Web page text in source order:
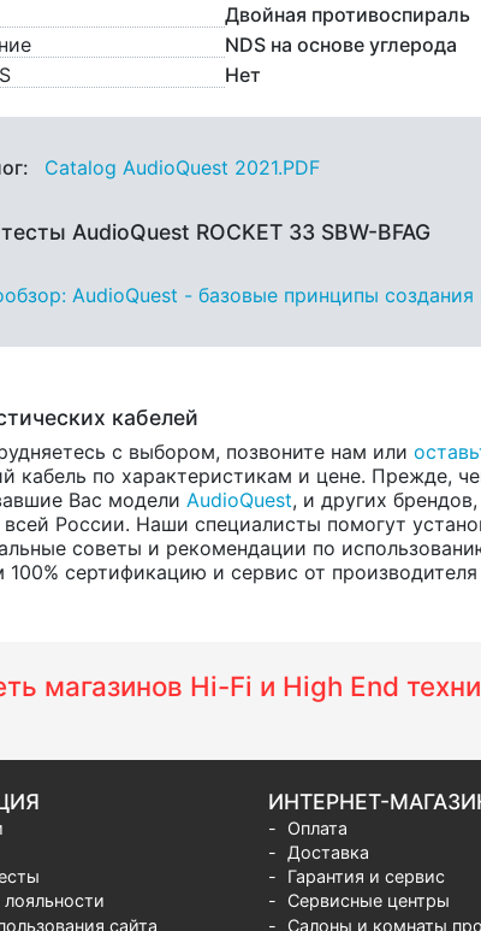
Двойная противоспираль
NDS на основе углерода
Нет
Catalog AudioQuest 2021.PDF
AudioQuest ROCKET 33 SBW-BFAG
AudioQuest - базовые принципы создания
кабелей
с выбором, позвоните нам или
кабель по характеристикам и цене. Прежде,
Вас модели AudioQuest, и других
России. Наши специалисты помогут
советы и рекомендации по
100% сертификацию и сервис от
магазинов Hi-Fi и High End
сайта
ИНТЕРНЕТ-
Оплата
Доставка
Гарантия и сервис
Сервисные центры
Салоны и комнаты